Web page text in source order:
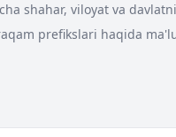
shahar, viloyat va
prefikslari haqida